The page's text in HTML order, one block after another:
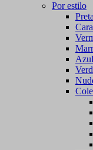
Por estilo